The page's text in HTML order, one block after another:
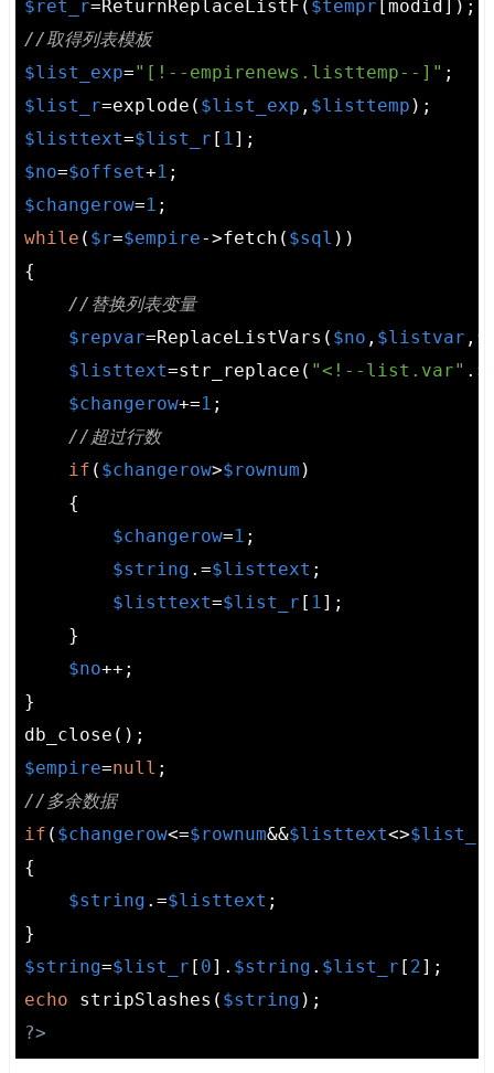
$ret_r=ReturnReplaceListF( $tempr
//取得列表模板
$list_exp="[!--empirenews.listtemp--]"
$list_r=explode( $list_exp , $listtemp
$listtext=$list_r [ 1
$no=$offset+1
$changerow=1
while ( $r=$empire->fetch( $sql ))
{
//替换列表变量
$repvar=ReplaceListVars( $no , $listvar ,
$listtext=str_replace( "<!--list.var" .
$changerow+=1 ;
//超过行数
if ( $changerow>$rownum )
    {
$changerow=1 ;
$string .=$listtext ;
$listtext=$list_r [ 1 ];
    }
$no++;
}
$empire=null
//多余数据
if ( $changerow<=$rownum&&$listtext<>$list_r
{
$string .=$listtext ;
$string=$list_r [ 0]. $string . $list_r [ 2
echo stripSlashes( $string
?>